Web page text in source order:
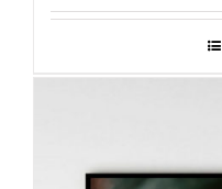
29,00 zł